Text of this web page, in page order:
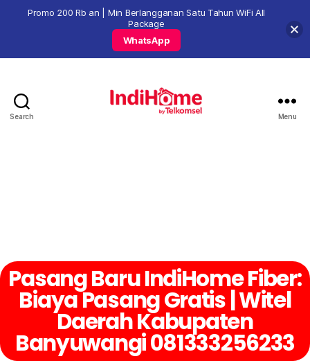
Search Menu
Pasang Baru IndiHome Fiber:
Biaya Pasang Gratis | Witel
Daerah Kabupaten
Banyuwangi 081333256233
Promo 200 Rb an | Min Berlangganan Satu Tahun WiFi All
Package
WhatsApp